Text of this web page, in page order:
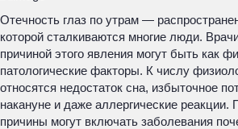
Отечность глаз по утрам —
которой сталкиваются многие люди.
причиной этого явления могут быть как
патологические факторы. К числу
относятся недостаток сна, избыточное
накануне и даже аллергические реакции.
причины могут включать заболевания